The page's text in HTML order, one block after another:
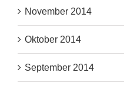
November 2014
Oktober 2014
September 2014